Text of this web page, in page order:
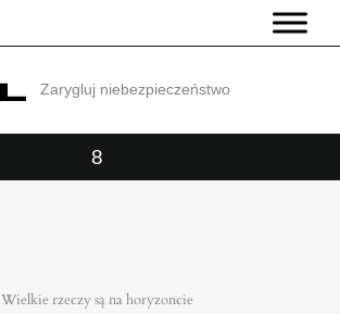
Zarygluj niebezpieczeństwo
8
Wielkie rzeczy są na horyzoncie